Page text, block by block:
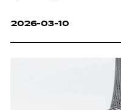
2026-03-10